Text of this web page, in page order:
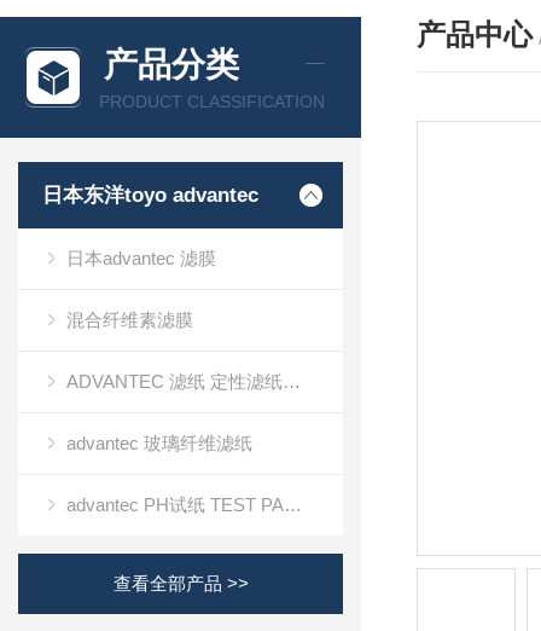
产品分类
PRODUCT CLASSIFICATION
日本东洋toyo advantec
日本advantec 滤膜
混合纤维素滤膜
ADVANTEC 滤纸 定性滤纸定量滤纸
advantec 玻璃纤维滤纸
advantec PH试纸 TEST PAPER
查看全部产品 >>
产品中心